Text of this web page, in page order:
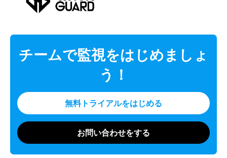
チームで監視をはじめましょ
う！
無料トライアルをはじめる
お問い合わせをする